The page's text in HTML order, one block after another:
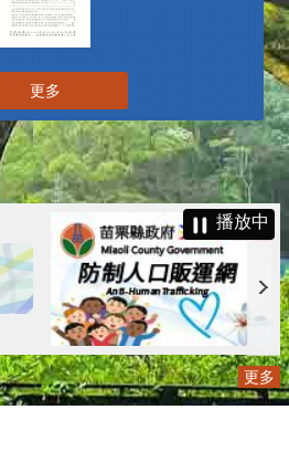
更多
播放中
更多